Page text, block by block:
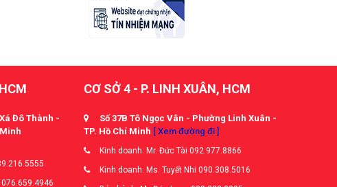
Đô Thành -
CƠ SỞ 4 - P. LINH XUÂN, HCM
Số 37B Tô Ngọc Vân - Phường Linh Xuân -
TP. Hồ Chí Minh [ Xem đường đi ]
Kinh doanh: Mr. Đức Tài 092.977.8866
Kinh doanh: Ms. Tuyết Nhi 090.308.5016